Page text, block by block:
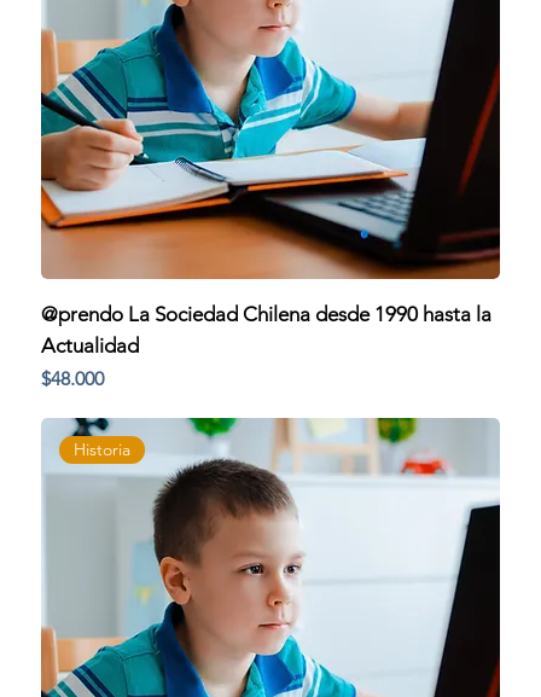
@prendo La Sociedad Chilena desde 1990 hasta la
Actualidad
Precio
$48.000
Historia